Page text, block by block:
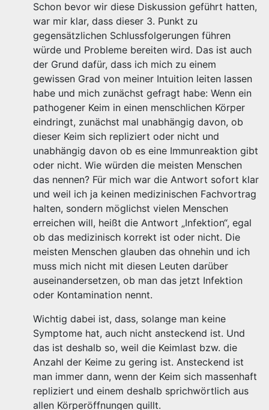
Schon bevor wir diese Diskussion geführt hatten,
war mir klar, dass dieser 3. Punkt zu
gegensätzlichen Schlussfolgerungen führen
würde und Probleme bereiten wird. Das ist auch
der Grund dafür, dass ich mich zu einem
gewissen Grad von meiner Intuition leiten lassen
habe und mich zunächst gefragt habe: Wenn ein
pathogener Keim in einen menschlichen Körper
eindringt, zunächst mal unabhängig davon, ob
dieser Keim sich repliziert oder nicht und
unabhängig davon ob es eine Immunreaktion gibt
oder nicht. Wie würden die meisten Menschen
das nennen? Für mich war die Antwort sofort klar
und weil ich ja keinen medizinischen Fachvortrag
halten, sondern möglichst vielen Menschen
erreichen will, heißt die Antwort „Infektion“, egal
ob das medizinisch korrekt ist oder nicht. Die
meisten Menschen glauben das ohnehin und ich
muss mich nicht mit diesen Leuten darüber
auseinandersetzen, ob man das jetzt Infektion
oder Kontamination nennt.
Wichtig dabei ist, dass, solange man keine
Symptome hat, auch nicht ansteckend ist. Und
das ist deshalb so, weil die Keimlast bzw. die
Anzahl der Keime zu gering ist. Ansteckend ist
man immer dann, wenn der Keim sich massenhaft
repliziert und einem deshalb sprichwörtlich aus
allen Körperöffnungen quillt.